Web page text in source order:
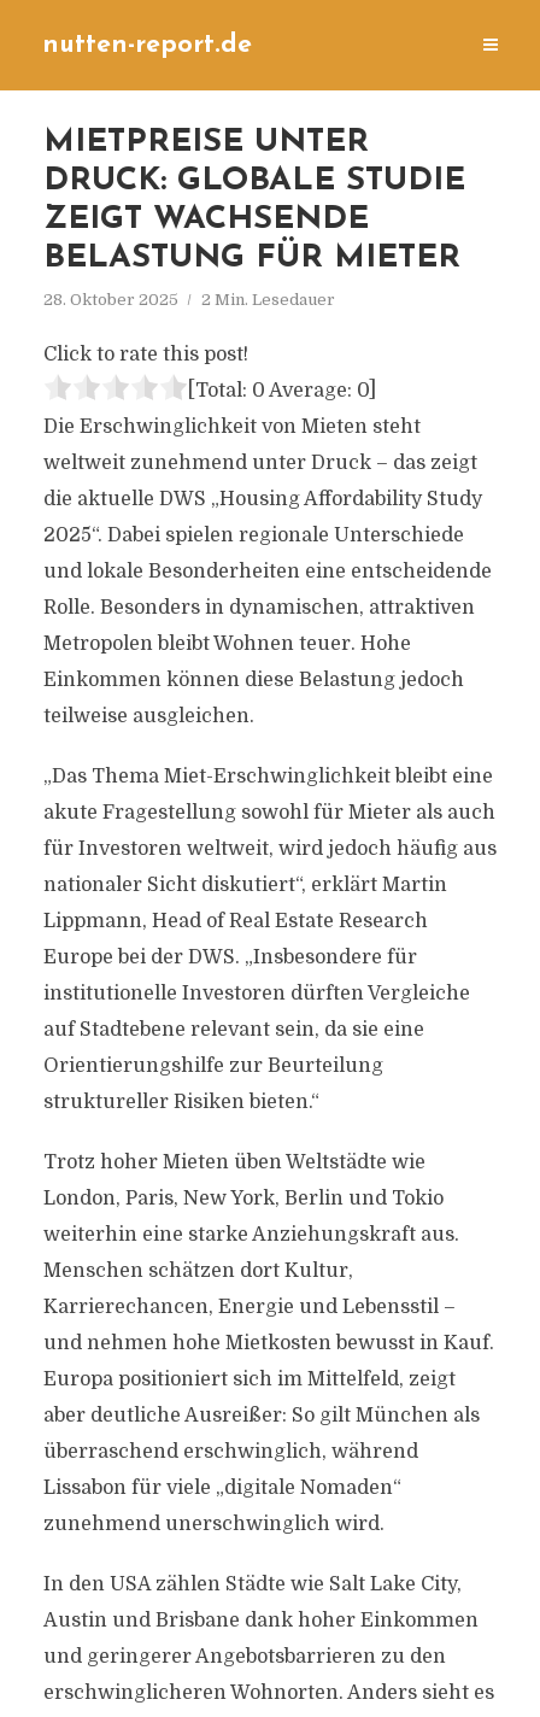
nutten-report.de
MIETPREISE UNTER
DRUCK: GLOBALE STUDIE
ZEIGT WACHSENDE
BELASTUNG FÜR MIETER
28. Oktober 2025 2 Min. Lesedauer
Click to rate this post!
[Total: 0 Average: 0]
Die Erschwinglichkeit von Mieten steht
weltweit zunehmend unter Druck – das zeigt
die aktuelle DWS „Housing Affordability Study
2025“. Dabei spielen regionale Unterschiede
und lokale Besonderheiten eine entscheidende
Rolle. Besonders in dynamischen, attraktiven
Metropolen bleibt Wohnen teuer. Hohe
Einkommen können diese Belastung jedoch
teilweise ausgleichen.
„Das Thema Miet-Erschwinglichkeit bleibt eine
akute Fragestellung sowohl für Mieter als auch
für Investoren weltweit, wird jedoch häufig aus
nationaler Sicht diskutiert“, erklärt Martin
Lippmann, Head of Real Estate Research
Europe bei der DWS. „Insbesondere für
institutionelle Investoren dürften Vergleiche
auf Stadtebene relevant sein, da sie eine
Orientierungshilfe zur Beurteilung
struktureller Risiken bieten.“
Trotz hoher Mieten üben Weltstädte wie
London, Paris, New York, Berlin und Tokio
weiterhin eine starke Anziehungskraft aus.
Menschen schätzen dort Kultur,
Karrierechancen, Energie und Lebensstil –
und nehmen hohe Mietkosten bewusst in Kauf.
Europa positioniert sich im Mittelfeld, zeigt
aber deutliche Ausreißer: So gilt München als
überraschend erschwinglich, während
Lissabon für viele „digitale Nomaden“
zunehmend unerschwinglich wird.
In den USA zählen Städte wie Salt Lake City,
Austin und Brisbane dank hoher Einkommen
und geringerer Angebotsbarrieren zu den
erschwinglicheren Wohnorten. Anders sieht es